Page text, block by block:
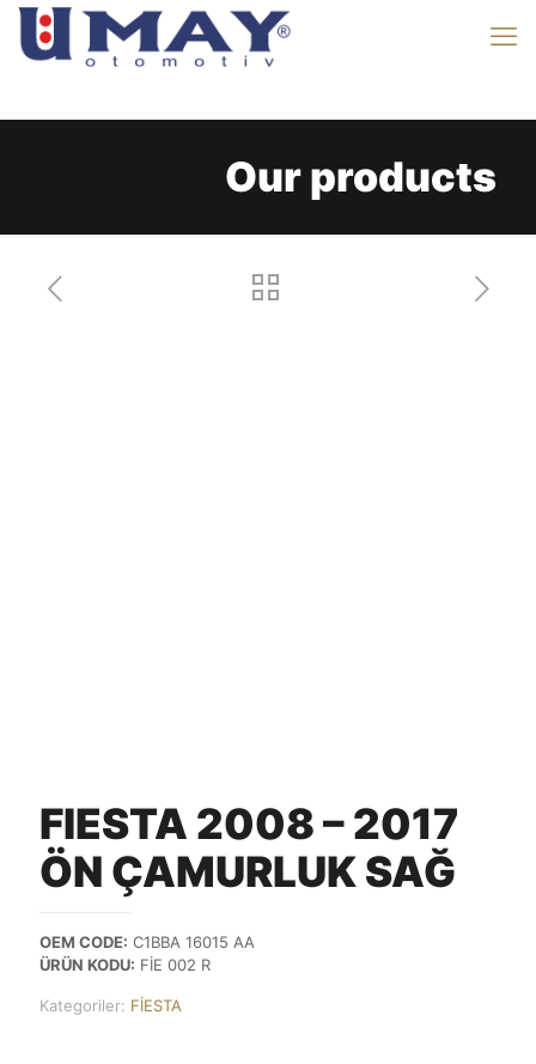
Our products
FIESTA 2008 – 2017
ÖN ÇAMURLUK SAĞ
OEM CODE: C1BBA 16015 AA
ÜRÜN KODU: FİE 002 R
Kategoriler: FİESTA